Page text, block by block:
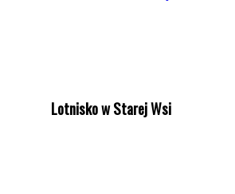
Lotnisko w Starej Wsi